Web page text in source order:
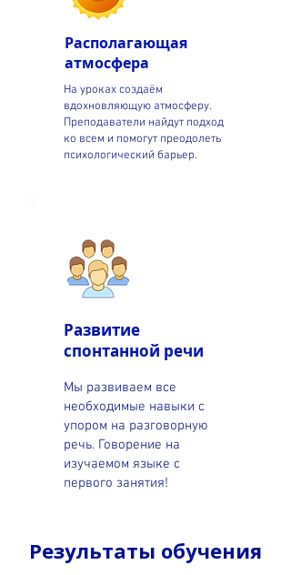
Располагающая
атмосфера
На уроках создаём
вдохновляющую атмосферу.
Преподаватели найдут подход
ко всем и помогут преодолеть
психологический барьер.
Развитие
спонтанной речи
Мы развиваем все
необходимые навыки с
упором на разговорную
речь. Говорение на
изучаемом языке с
первого занятия!
Результаты обучения